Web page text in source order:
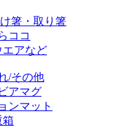
箸・取り箸
ココ
エアなど
/その他
アマグ
ンマット
箱